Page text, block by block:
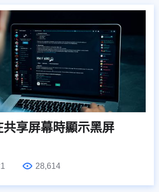
享屏幕時顯示黑屏
28,614